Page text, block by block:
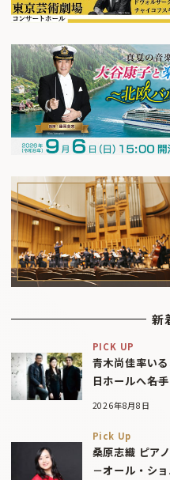
新
PICK UP
青木尚佳率い
日ホールへ――
2026年8月8日
Pick Up
桑原志織 ピア
－オール・シ